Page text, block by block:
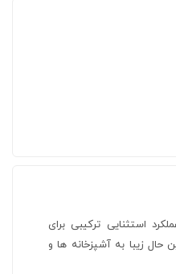
استثنایی ترکیبی برای
حال زیبا به آشپزخانه ها و